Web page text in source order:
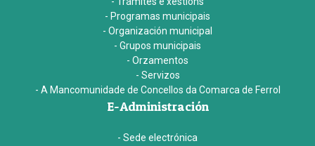
- Programas municipais
- Organización municipal
- Grupos municipais
- Orzamentos
- Servizos
- A Mancomunidade de Concellos da Comarca de Ferrol
E-Administración
- Sede electrónica